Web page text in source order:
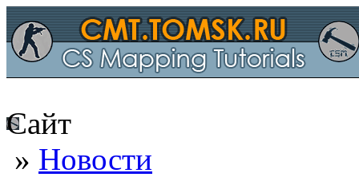
Сайт
» Новости